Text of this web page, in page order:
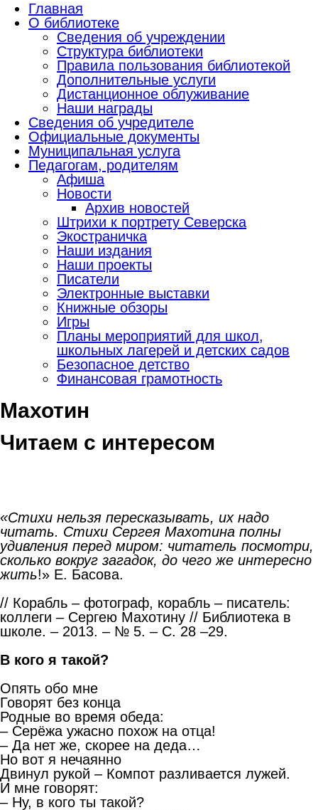
Главная
О библиотеке
Сведения об учреждении
Структура библиотеки
Правила пользования библиотекой
Дополнительные услуги
Дистанционное облуживание
Наши награды
Сведения об учредителе
Официальные документы
Муниципальная услуга
Педагогам, родителям
Афиша
Новости
Архив новостей
Штрихи к портрету Северска
Экостраничка
Наши издания
Наши проекты
Писатели
Электронные выставки
Книжные обзоры
Игры
Планы мероприятий для школ,
школьных лагерей и детских садов
Безопасное детство
Финансовая грамотность
Махотин
Читаем с интересом
«Стихи нельзя пересказывать, их надо
читать. Стихи Сергея Махотина полны
удивления перед миром: читатель посмотри,
сколько вокруг загадок, до чего же интересно
жить!» Е. Басова.
// Корабль – фотограф, корабль – писатель:
коллеги – Сергею Махотину // Библиотека в
школе. – 2013. – № 5. – С. 28 –29.
В кого я такой?
Опять обо мне
Говорят без конца
Родные во время обеда:
– Серёжа ужасно похож на отца!
– Да нет же, скорее на деда…
Но вот я нечаянно
Двинул рукой – Компот разливается лужей.
И мне говорят:
– Ну, в кого ты такой?